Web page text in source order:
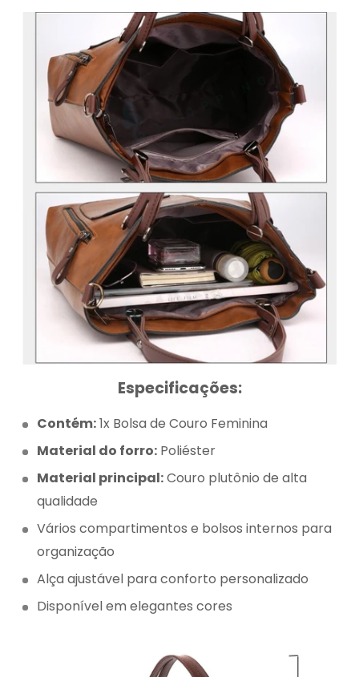
Especificações:
Contém:1x Bolsa de Couro Feminina
Material do forro: Poliéster
Material principal:Couro plutônio de alta
qualidade
Vários compartimentos e bolsos internos para
organização
Alça ajustável para conforto personalizado
Disponível em elegantes cores